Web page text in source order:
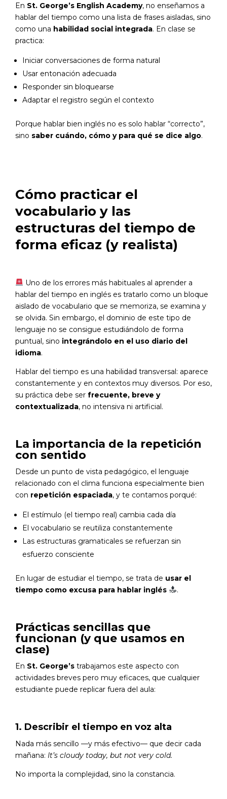
En St. George’s English Academy, no enseñamos a
hablar del tiempo como una lista de frases aisladas, sino
como una habilidad social integrada. En clase se
practica:
Iniciar conversaciones de forma natural
Usar entonación adecuada
Responder sin bloquearse
Adaptar el registro según el contexto
Porque hablar bien inglés no es solo hablar “correcto”,
sino saber cuándo, cómo y para qué se dice algo.
Cómo practicar el
vocabulario y las
estructuras del tiempo de
forma eficaz (y realista)
Uno de los errores más habituales al aprender a
hablar del tiempo en inglés es tratarlo como un bloque
aislado de vocabulario que se memoriza, se examina y
se olvida. Sin embargo, el dominio de este tipo de
lenguaje no se consigue estudiándolo de forma
puntual, sino integrándolo en el uso diario del
idioma.
Hablar del tiempo es una habilidad transversal: aparece
constantemente y en contextos muy diversos. Por eso,
su práctica debe ser frecuente, breve y
contextualizada, no intensiva ni artificial.
La importancia de la repetición
con sentido
Desde un punto de vista pedagógico, el lenguaje
relacionado con el clima funciona especialmente bien
con repetición espaciada, y te contamos porqué:
El estímulo (el tiempo real) cambia cada día
El vocabulario se reutiliza constantemente
Las estructuras gramaticales se refuerzan sin
esfuerzo consciente
En lugar de estudiar el tiempo, se trata de usar el
tiempo como excusa para hablar inglés
.
Prácticas sencillas que
funcionan (y que usamos en
clase)
En St. George’s trabajamos este aspecto con
actividades breves pero muy eficaces, que cualquier
estudiante puede replicar fuera del aula:
1. Describir el tiempo en voz alta
Nada más sencillo —y más efectivo— que decir cada
mañana: It’s cloudy today, but not very cold.
No importa la complejidad, sino la constancia.